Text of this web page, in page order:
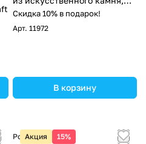
белый
Скидка 10% в подарок!
Арт. 11972
В корзину
Акция 15%
Розничная цена